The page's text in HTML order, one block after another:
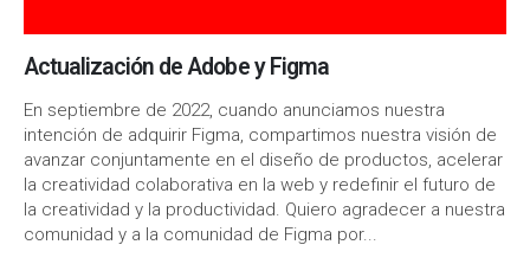
Actualización de Adobe y Figma
En septiembre de 2022, cuando anunciamos nuestra
intención de adquirir Figma, compartimos nuestra visión de
avanzar conjuntamente en el diseño de productos, acelerar
la creatividad colaborativa en la web y redefinir el futuro de
la creatividad y la productividad. Quiero agradecer a nuestra
comunidad y a la comunidad de Figma por...